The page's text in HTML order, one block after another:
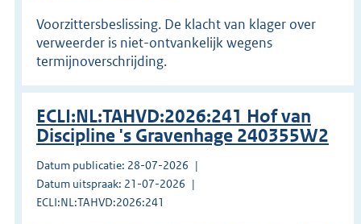
Voorzittersbeslissing. De klacht van klager over
verweerder is niet-ontvankelijk wegens
termijnoverschrijding.
ECLI:NL:TAHVD:2026:241 Hof van
Discipline 's Gravenhage 240355W2
Datum publicatie: 28-07-2026
Datum uitspraak: 21-07-2026
ECLI:NL:TAHVD:2026:241